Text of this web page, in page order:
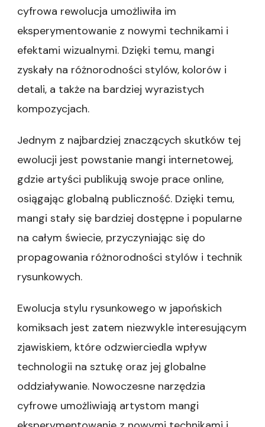
cyfrowa rewolucja umożliwiła im
eksperymentowanie z nowymi technikami i
efektami wizualnymi. Dzięki temu, mangi
zyskały na różnorodności stylów, kolorów i
detali, a także na bardziej wyrazistych
kompozycjach.
Jednym z najbardziej znaczących skutków tej
ewolucji jest powstanie mangi internetowej,
gdzie artyści publikują swoje prace online,
osiągając globalną publiczność. Dzięki temu,
mangi stały się bardziej dostępne i popularne
na całym świecie, przyczyniając się do
propagowania różnorodności stylów i technik
rysunkowych.
Ewolucja stylu rysunkowego w japońskich
komiksach jest zatem niezwykle interesującym
zjawiskiem, które odzwierciedla wpływ
technologii na sztukę oraz jej globalne
oddziaływanie. Nowoczesne narzędzia
cyfrowe umożliwiają artystom mangi